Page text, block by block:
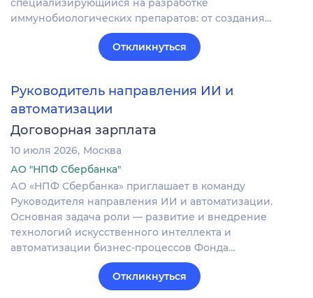
иммунобиологических препаратов: от создания…
Откликнуться
Руководитель направления ИИ и
автоматизации
Договорная зарплата
10 июля 2026 Москва
АО "НПФ Сбербанка"
АО «НПФ Сбербанка» приглашает в команду
Руководителя направления ИИ и автоматизации.
Основная задача роли — развитие и внедрение
технологий искусственного интеллекта и
автоматизации бизнес-процессов Фонда…
Откликнуться